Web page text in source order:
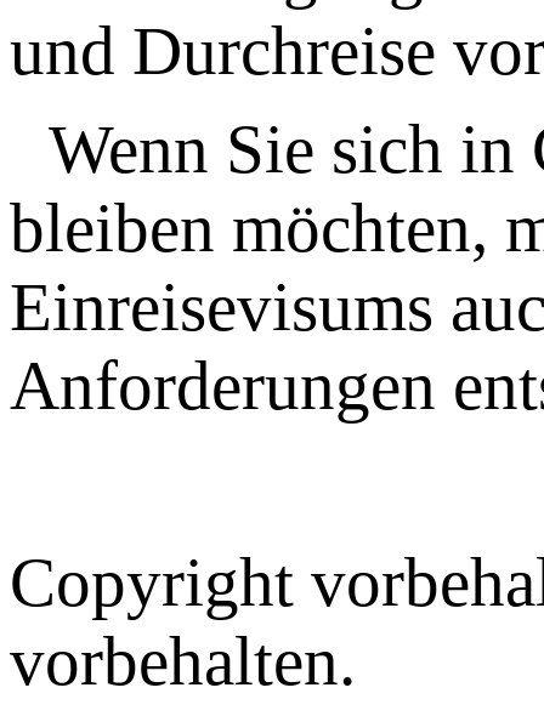
und Durchreise
Wenn Sie sich in
bleiben möchten,
Einreisevisums
Anforderungen
Copyright
vorbehalten.